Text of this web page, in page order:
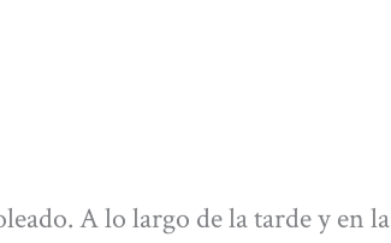
A lo largo de la tarde y en la